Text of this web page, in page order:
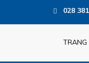
028
TRANG